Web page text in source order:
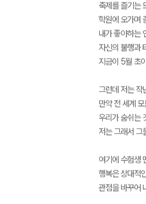
축제를 즐기는
학원에 오가며
내가 좋아하는
자신의 불행과
지금이 5월 초
그런데 저는 작
만약 전 세계
우리가 숨쉬는
저는 그래서 그
여기에 수험생
행복은 상대적
관점을 바꾸어